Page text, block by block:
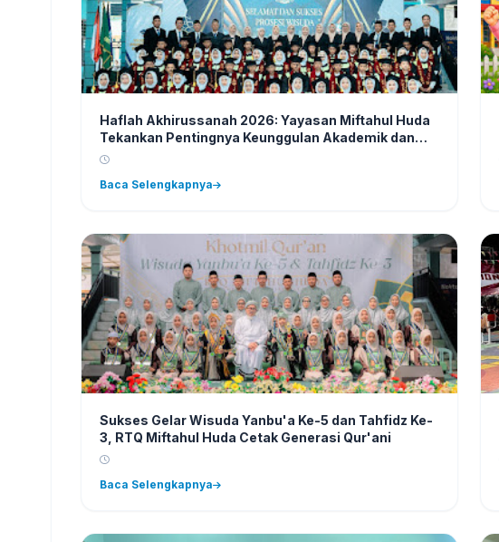
Haflah Akhirussanah 2026: Yayasan Miftahul Huda
Tekankan Pentingnya Keunggulan Akademik dan
Karakter
Baca Selengkapnya
Sukses Gelar Wisuda Yanbu'a Ke-5 dan Tahfidz Ke-
3, RTQ Miftahul Huda Cetak Generasi Qur'ani
Baca Selengkapnya